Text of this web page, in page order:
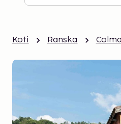
Koti Ranska